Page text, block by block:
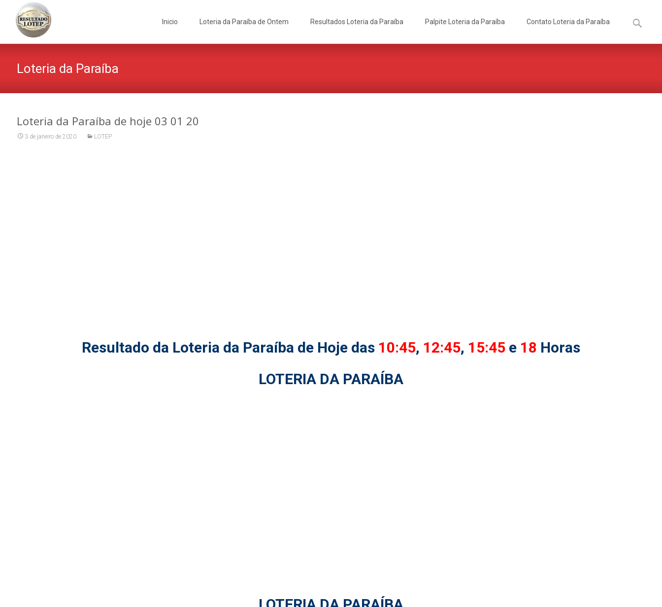
Inicio Loteria da Paraíba de Ontem Resultados Loteria da Paraíba Palpite Loteria da Paraíba Contato Loteria da Paraíba
por:
Loteria da Paraíba
Loteria da Paraíba de hoje 03 01 20
3 de janeiro de 2020 LOTEP
Resultado da Loteria da Paraíba de Hoje das 10:45, 12:45, 15:45e 18 Horas
LOTERIA DA PARAÍBA